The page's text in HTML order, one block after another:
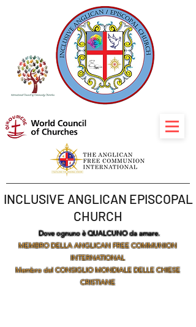
INCLUSIVE ANGLICAN EPISCOPAL
CHURCH
Dove ognuno è QUALCUNO da amare.
MEMBRO DELLA ANGLICAN FREE COMMUNION
INTERNATIONAL
Membro del CONSIGLIO MONDIALE DELLE CHIESE
CRISTIANE